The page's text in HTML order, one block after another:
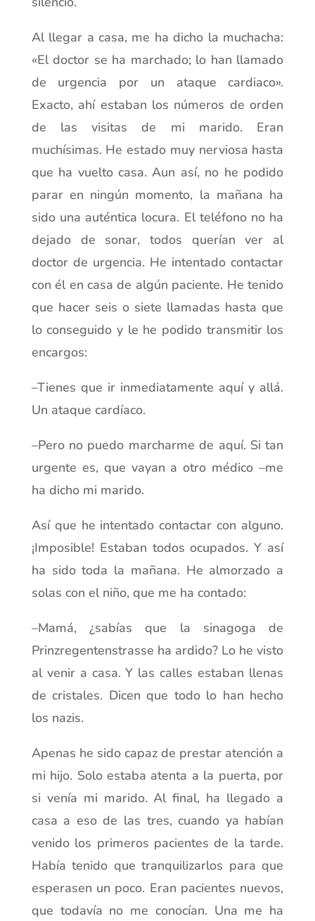
Al llegar a casa, me ha dicho la muchacha:
«El doctor se ha marchado; lo han llamado
de urgencia por un ataque cardiaco».
Exacto, ahí estaban los números de orden
de las visitas de mi marido. Eran
muchísimas. He estado muy nerviosa hasta
que ha vuelto casa. Aun así, no he podido
parar en ningún momento, la mañana ha
sido una auténtica locura. El teléfono no ha
dejado de sonar, todos querían ver al
doctor de urgencia. He intentado contactar
con él en casa de algún paciente. He tenido
que hacer seis o siete llamadas hasta que
lo conseguido y le he podido transmitir los
encargos:
–Tienes que ir inmediatamente aquí y allá.
Un ataque cardíaco.
–Pero no puedo marcharme de aquí. Si tan
urgente es, que vayan a otro médico –me
ha dicho mi marido.
Así que he intentado contactar con alguno.
¡Imposible! Estaban todos ocupados. Y así
ha sido toda la mañana. He almorzado a
solas con el niño, que me ha contado:
–Mamá, ¿sabías que la sinagoga de
Prinzregentenstrasse ha ardido? Lo he visto
al venir a casa. Y las calles estaban llenas
de cristales. Dicen que todo lo han hecho
los nazis.
Apenas he sido capaz de prestar atención a
mi hijo. Solo estaba atenta a la puerta, por
si venía mi marido. Al final, ha llegado a
casa a eso de las tres, cuando ya habían
venido los primeros pacientes de la tarde.
Había tenido que tranquilizarlos para que
esperasen un poco. Eran pacientes nuevos,
que todavía no me conocían. Una me ha